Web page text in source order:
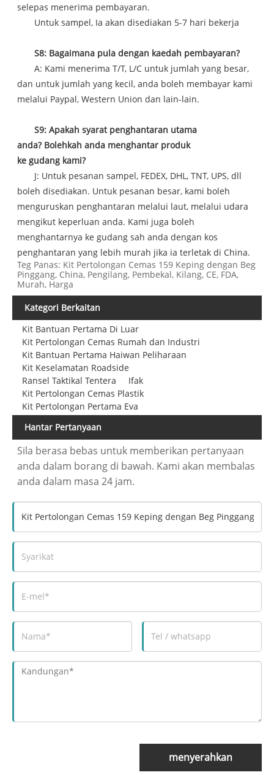
selepas menerima pembayaran.
Untuk sampel, Ia akan disediakan 5-7 hari bekerja
S8: Bagaimana pula dengan kaedah pembayaran?
A: Kami menerima T/T, L/C untuk jumlah yang besar,
dan untuk jumlah yang kecil, anda boleh membayar kami
melalui Paypal, Western Union dan lain-lain.
S9: Apakah syarat penghantaran utama
anda? Bolehkah anda menghantar produk
ke gudang kami?
J: Untuk pesanan sampel, FEDEX, DHL, TNT, UPS, dll
boleh disediakan. Untuk pesanan besar, kami boleh
menguruskan penghantaran melalui laut, melalui udara
mengikut keperluan anda. Kami juga boleh
menghantarnya ke gudang sah anda dengan kos
penghantaran yang lebih murah jika ia terletak di China.
Teg Panas: Kit Pertolongan Cemas 159 Keping dengan Beg
Pinggang, China, Pengilang, Pembekal, Kilang, CE, FDA,
Murah, Harga
Kategori Berkaitan
Kit Bantuan Pertama Di Luar
Kit Pertolongan Cemas Rumah dan Industri
Kit Bantuan Pertama Haiwan Peliharaan
Kit Keselamatan Roadside
Ransel Taktikal Tentera
Ifak
Kit Pertolongan Cemas Plastik
Kit Pertolongan Pertama Eva
Hantar Pertanyaan
Sila berasa bebas untuk memberikan pertanyaan
anda dalam borang di bawah. Kami akan membalas
anda dalam masa 24 jam.
menyerahkan